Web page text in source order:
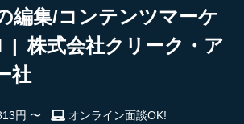
編集/コンテンツマーケ
| 株式会社クリーク・ア
社
円 〜 オンライン面談OK!